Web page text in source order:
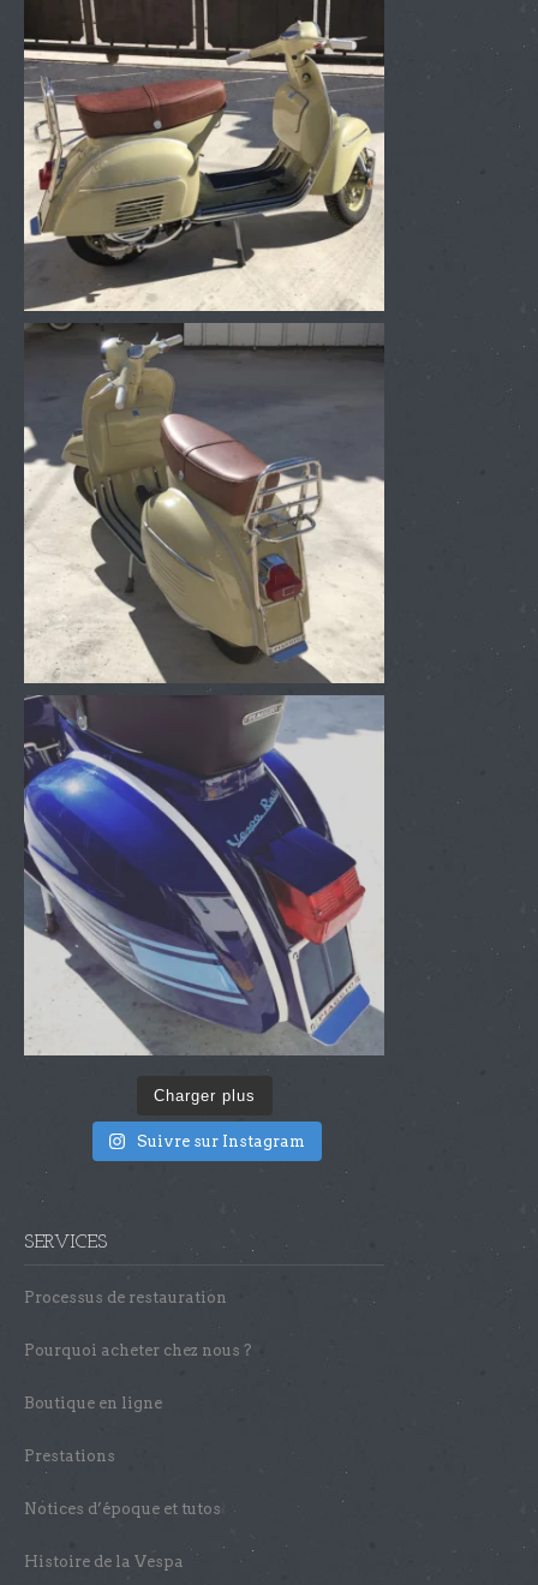
Charger plus
Suivre sur Instagram
SERVICES
Processus de restauration
Pourquoi acheter chez nous ?
Boutique en ligne
Prestations
Notices d’époque et tutos
Histoire de la Vespa